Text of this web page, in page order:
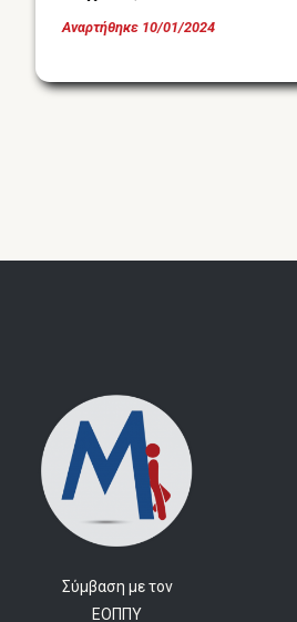
Αναρτήθηκε 10/01/2024
Σύμβαση με τον
ΕΟΠΠΥ